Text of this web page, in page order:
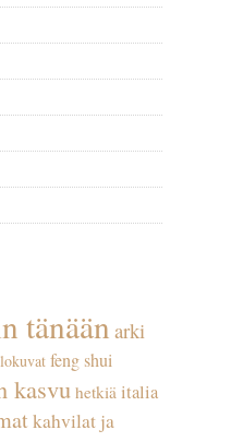
tänään arki
feng shui
kasvu hetkiä italia
kahvilat ja